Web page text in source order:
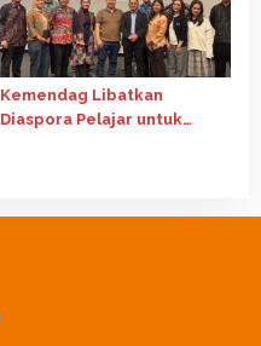
Kemendag Libatkan
Diaspora Pelajar untuk